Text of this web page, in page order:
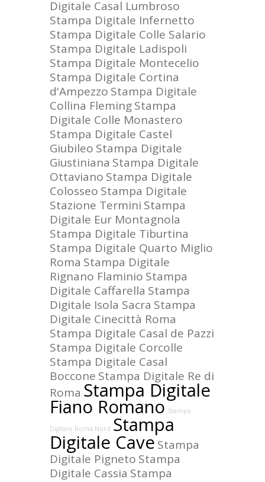
Digitale Casal Lumbroso
Stampa Digitale Infernetto
Stampa Digitale Colle Salario
Stampa Digitale Ladispoli
Stampa Digitale Montecelio
Stampa Digitale Cortina
d'Ampezzo Stampa Digitale
Collina FlemingStampa
Digitale Colle Monastero
Stampa Digitale Castel
Giubileo Stampa Digitale
Giustiniana Stampa Digitale
Ottaviano Stampa Digitale
Colosseo Stampa Digitale
Stazione Termini Stampa
Digitale Eur Montagnola
Stampa Digitale Tiburtina
Stampa Digitale Quarto Miglio
Roma Stampa Digitale
Rignano Flaminio Stampa
Digitale Caffarella Stampa
Digitale Isola Sacra Stampa
Digitale Cinecittà Roma
Stampa Digitale Casal de Pazzi
Stampa Digitale Corcolle
Stampa Digitale Casal
Boccone Stampa Digitale Re di
Roma Stampa Digitale
Fiano Romano Stampa
Digitale Roma Nord Stampa
Digitale Cave Stampa
Digitale Pigneto Stampa
Digitale Cassia Stampa